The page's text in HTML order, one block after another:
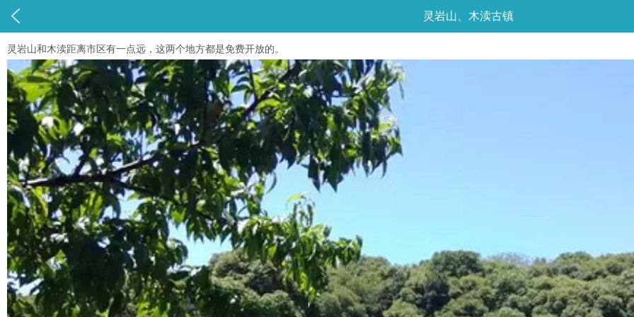
 灵岩山、木渎古镇
灵岩山和木渎距离市区有一点远，这两个地方都是免费开放的。